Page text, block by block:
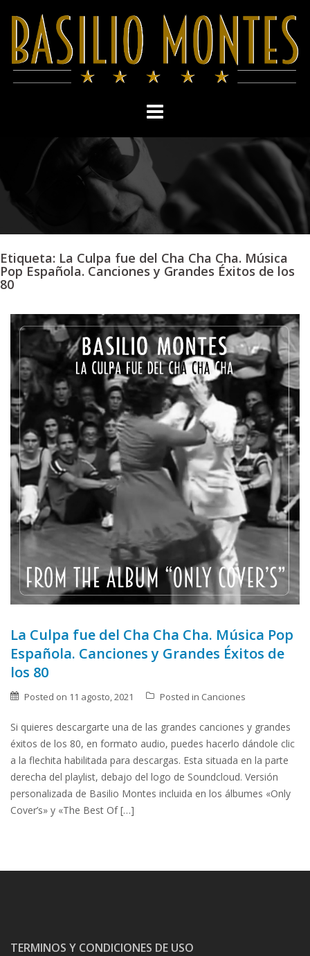
content
Etiqueta: La Culpa fue del Cha Cha Cha. Música
Pop Española. Canciones y Grandes Éxitos de los
80
La Culpa fue del Cha Cha Cha. Música Pop
Española. Canciones y Grandes Éxitos de
los 80
Posted on 11 agosto, 2021 Posted in Canciones
Si quieres descargarte una de las grandes canciones y grandes
éxitos de los 80, en formato audio, puedes hacerlo dándole clic
a la flechita habilitada para descargas. Esta situada en la parte
derecha del playlist, debajo del logo de Soundcloud. Versión
personalizada de Basilio Montes incluida en los álbumes «Only
Cover’s» y «The Best Of […]
TERMINOS Y CONDICIONES DE USO